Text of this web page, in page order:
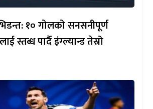
१० गोलको सनसनीपूर्ण
स्तब्ध पार्दै इंग्ल्यान्ड तेस्रो